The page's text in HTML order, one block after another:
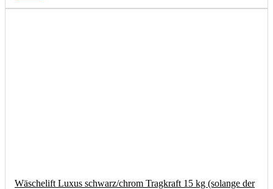
Wäschelift Luxus schwarz/chrom Tragkraft 15 kg (solange der